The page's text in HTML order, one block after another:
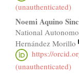
(unauthenticated)
Noemi Aquino
National
Hernández Morillo
https://
(unauthenticated)